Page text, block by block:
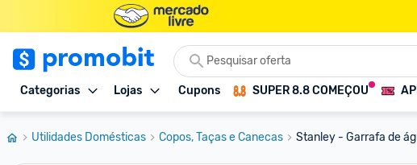
Categorias Lojas Cupons SUPER 8.8 COMEÇOU
Utilidades Domésticas Copos, Taças e Canecas Stanley - Garrafa de